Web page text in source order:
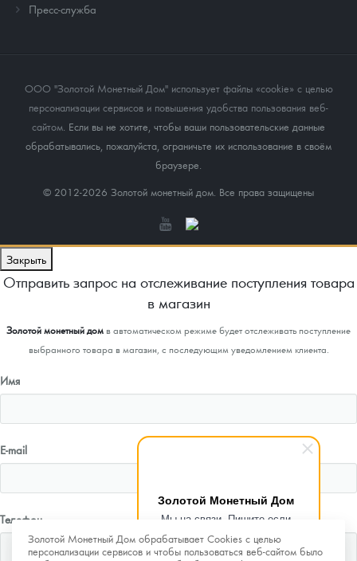
Золотой Монетный Дом
Мы на связи. Пишите если
возникнут любые вопросы.
Рады помочь.
Пресс-служба
ООО "Золотой Монетный Дом" использует файлы «cookie» с целью
персонализации сервисов и повышения удобства пользования веб-
сайтом . Если вы не хотите, чтобы ваши пользовательские данные
обрабатывались, пожалуйста, ограничьте их использование в своём
браузере.
© 2012-2026 Золотой монетный дом. Все права защищены
Золотой Монетный Дом обрабатывает Cookies с целью
персонализации сервисов и чтобы пользоваться веб-сайтом было
Закрыть
Отправить запрос на отслеживание поступления товара
в магазин
Золотой монетный домв автоматическом режиме будет отслеживать поступление
выбранного товара в магазин, с последующим уведомлением клиента.
Имя
E-mail
Телефон